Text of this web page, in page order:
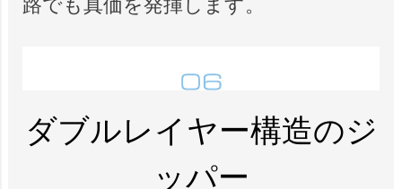
路でも真価を発揮します。
ダブルレイヤー構造のジ
ッパー